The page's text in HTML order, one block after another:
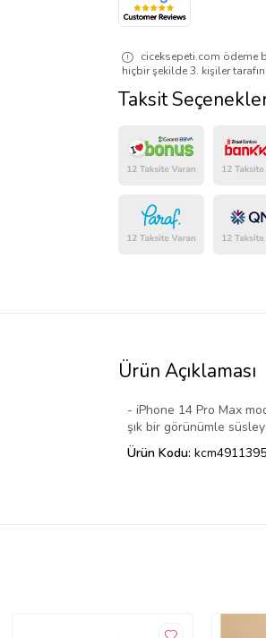
ciceksepeti.com ödeme
hiçbir şekilde 3. kişiler
Taksit
Ürün Açıklaması
- iPhone 14 Pro Max
şık bir görünümle
Ürün Kodu: